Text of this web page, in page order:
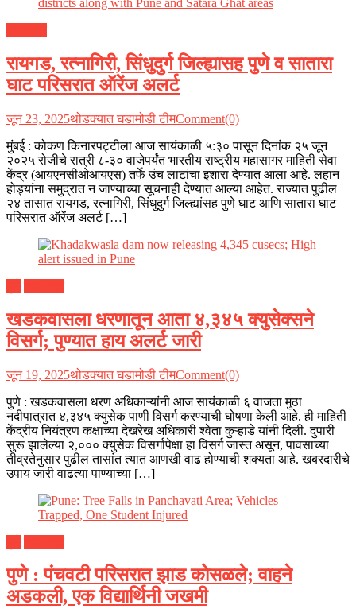
रायगड, रत्नागिरी, सिंधुदुर्ग जिल्ह्यासह पुणे व सातारा
घाट परिसरात ऑरेंज अलर्ट
जून 23, 2025थोडक्यात घडामोडी टीमComment(0)
मुंबई : कोकण किनारपट्टीला आज सायंकाळी ५:३० पासून दिनांक २५ जून
२०२५ रोजीचे रात्री ८-३० वाजेपर्यंत भारतीय राष्ट्रीय महासागर माहिती सेवा
केंद्र (आयएनसीओआयएस) तर्फे उंच लाटांचा इशारा देण्यात आला आहे. लहान
होड्यांना समुद्रात न जाण्याच्या सूचनाही देण्यात आल्या आहेत. राज्यात पुढील
२४ तासात रायगड, रत्नागिरी, सिंधुदुर्ग जिल्ह्यांसह पुणे घाट आणि सातारा घाट
परिसरात ऑरेंज अलर्ट […]
खडकवासला धरणातून आता ४,३४५ क्युसेक्सने
विसर्ग; पुण्यात हाय अलर्ट जारी
जून 19, 2025थोडक्यात घडामोडी टीमComment(0)
पुणे : खडकवासला धरण अधिकाऱ्यांनी आज सायंकाळी ६ वाजता मुठा
नदीपात्रात ४,३४५ क्युसेक पाणी विसर्ग करण्याची घोषणा केली आहे. ही माहिती
केंद्रीय नियंत्रण कक्षाच्या देखरेख अधिकारी श्वेता कुऱ्हाडे यांनी दिली. दुपारी
सुरू झालेल्या २,००० क्युसेक विसर्गापेक्षा हा विसर्ग जास्त असून, पावसाच्या
तीव्रतेनुसार पुढील तासांत त्यात आणखी वाढ होण्याची शक्यता आहे. खबरदारीचे
उपाय जारी वाढत्या पाण्याच्या […]
पुणे : पंचवटी परिसरात झाड कोसळले; वाहने
अडकली, एक विद्यार्थिनी जखमी